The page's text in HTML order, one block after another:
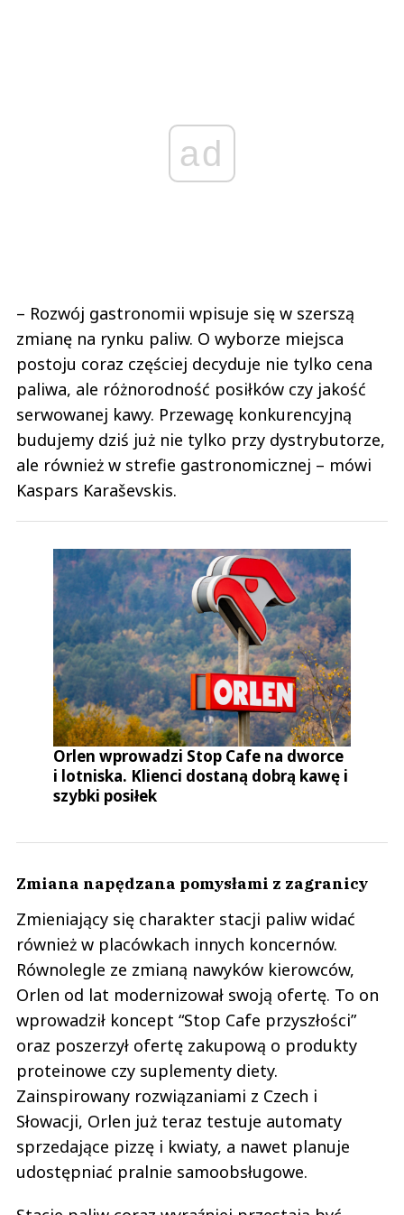
ad
– Rozwój gastronomii wpisuje się w szerszą
zmianę na rynku paliw. O wyborze miejsca
postoju coraz częściej decyduje nie tylko cena
paliwa, ale różnorodność posiłków czy jakość
serwowanej kawy. Przewagę konkurencyjną
budujemy dziś już nie tylko przy dystrybutorze,
ale również w strefie gastronomicznej – mówi
Kaspars Karaševskis.
Orlen wprowadzi Stop Cafe na dworce
i lotniska. Klienci dostaną dobrą kawę i
szybki posiłek
Zmiana napędzana pomysłami z zagranicy
Zmieniający się charakter stacji paliw widać
również w placówkach innych koncernów.
Równolegle ze zmianą nawyków kierowców,
Orlen od lat modernizował swoją ofertę. To on
wprowadził koncept “Stop Cafe przyszłości”
oraz poszerzył ofertę zakupową o produkty
proteinowe czy suplementy diety.
Zainspirowany rozwiązaniami z Czech i
Słowacji, Orlen już teraz testuje automaty
sprzedające pizzę i kwiaty, a nawet planuje
udostępniać pralnie samoobsługowe.